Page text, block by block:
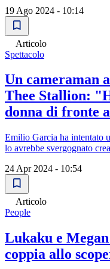
19 Ago 2024 - 10:14
Articolo
Spettacolo
Un cameraman
Thee Stallion:
donna di fronte
Emilio Garcia ha intentato
lo avrebbe svergognato
24 Apr 2024 - 10:54
Articolo
People
Lukaku e
coppia allo